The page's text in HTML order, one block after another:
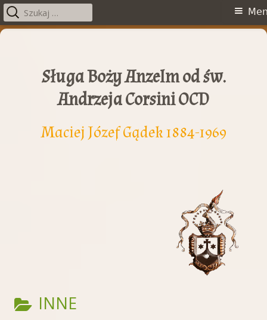
Przeskocz
Sługa Boży Anzelm od św.
Andrzeja Corsini OCD
Maciej Józef Gądek 1884-1969
Menu
główne
Szukaj:
KATEGORIA:
INNE